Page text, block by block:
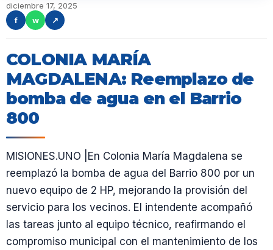
diciembre 17, 2025
f
w ↗
COLONIA MARÍA
MAGDALENA: Reemplazo de
bomba de agua en el Barrio
800
MISIONES.UNO |En Colonia María Magdalena se
reemplazó la bomba de agua del Barrio 800 por un
nuevo equipo de 2 HP, mejorando la provisión del
servicio para los vecinos. El intendente acompañó
las tareas junto al equipo técnico, reafirmando el
compromiso municipal con el mantenimiento de los